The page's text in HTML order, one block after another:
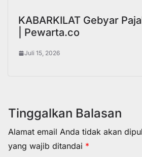
KABARKILAT Gebyar
| Pewarta.co
Juli 15, 2026
Tinggalkan Balasan
Alamat email Anda tidak akan
yang wajib ditandai *